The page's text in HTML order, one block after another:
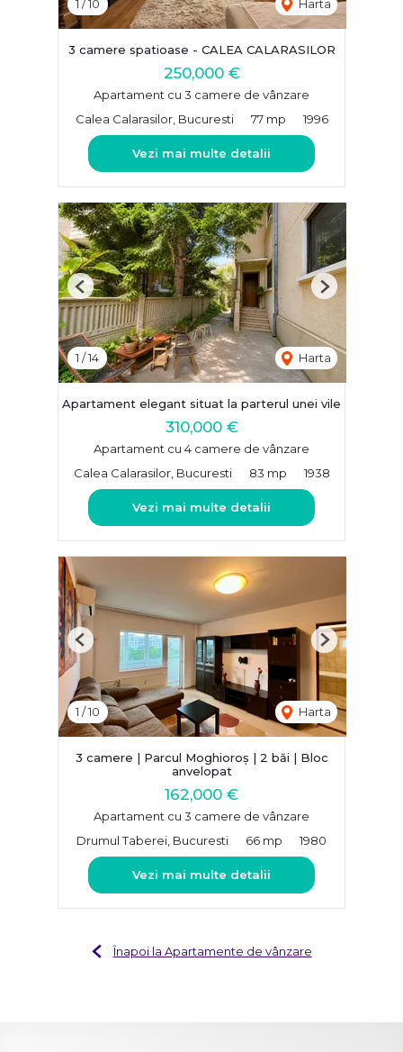
1 /10 Harta
3 camere spatioase - CALEA CALARASILOR
250,000 €
Apartament cu 3 camere de vânzare
Calea Calarasilor, Bucuresti
77 mp 1996
Vezi mai multe detalii
1 /14 Harta
Previous Next
Apartament elegant situat la parterul unei vile
310,000 €
Apartament cu 4 camere de vânzare
Calea Calarasilor, Bucuresti
83 mp 1938
Vezi mai multe detalii
1 /10 Harta
Previous Next
3 camere | Parcul Moghioroș | 2 băi | Bloc
anvelopat
162,000 €
Apartament cu 3 camere de vânzare
Drumul Taberei, Bucuresti
66 mp 1980
Vezi mai multe detalii
Înapoi la Apartamente de vânzare